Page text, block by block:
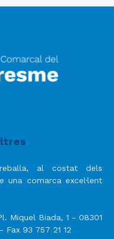
al costat dels
una comarca excel·lent
Miquel Biada, 1 - 08301
Fax 93 757 21 12